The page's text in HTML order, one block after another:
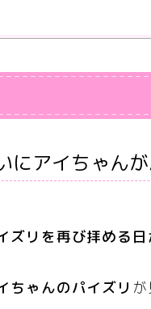
アイちゃん
ズリを再び拝める
ちゃんのパイズリ